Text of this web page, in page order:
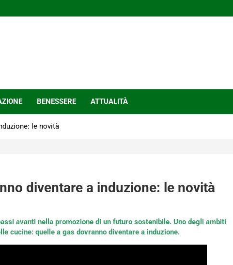
BENESSERE ATTUALITÀ
le novità
diventare a induzione: le novità
avanti nella promozione di un futuro sostenibile. Uno degli ambiti
cucine: quelle a gas dovranno diventare a induzione.